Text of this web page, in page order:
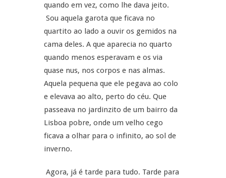
quando em vez, como lhe dava jeito.
Sou aquela garota que ficava no
quartito ao lado a ouvir os gemidos na
cama deles. A que aparecia no quarto
quando menos esperavam e os via
quase nus, nos corpos e nas almas.
Aquela pequena que ele pegava ao colo
e elevava ao alto, perto do céu. Que
passeava no jardinzito de um bairro da
Lisboa pobre, onde um velho cego
ficava a olhar para o infinito, ao sol de
inverno.
Agora, já é tarde para tudo. Tarde para